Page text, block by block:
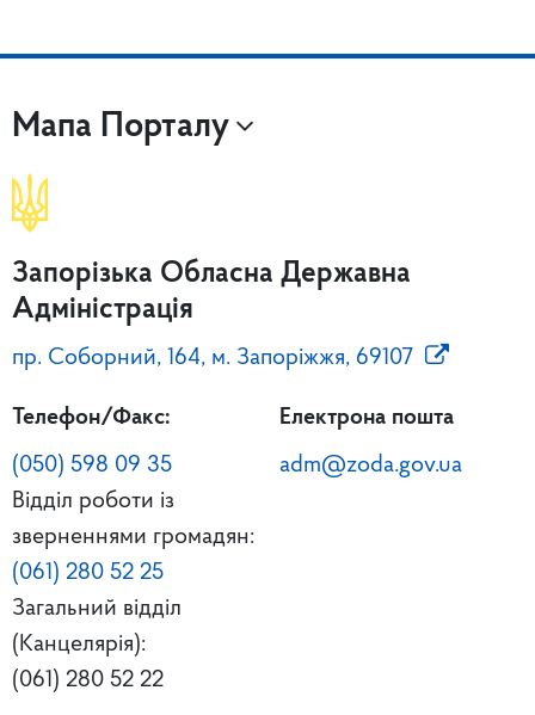
Мапа Порталу
Запорізька Обласна Державна
Адміністрація
пр. Соборний, 164, м. Запоріжжя, 69107
Телефон/Факс:
(050) 598 09 35
Відділ роботи із
зверненнями громадян:
(061) 280 52 25
Загальний відділ
(Канцелярія):
(061) 280 52 22
Електрона пошта
adm@zoda.gov.ua